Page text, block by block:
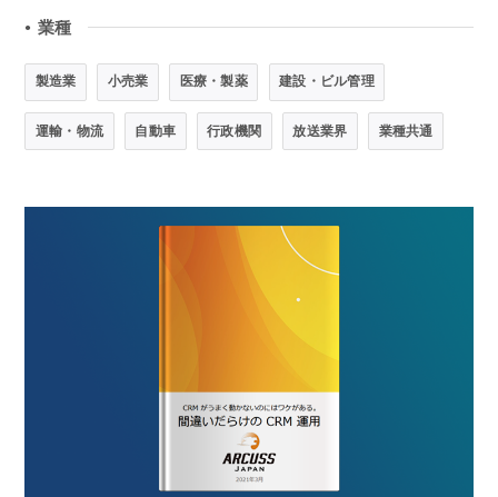
● 業種
製造業 小売業 医療・製薬 建設・ビル管理
運輸・物流 自動車 行政機関 放送業界 業種共通